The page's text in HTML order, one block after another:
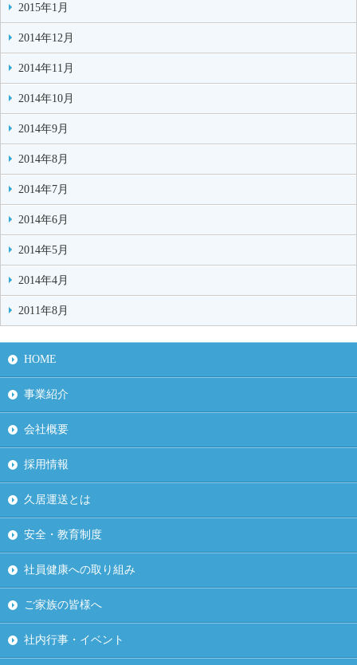
2015年1月
2014年12月
2014年11月
2014年10月
2014年9月
2014年8月
2014年7月
2014年6月
2014年5月
2014年4月
2011年8月
HOME
事業紹介
会社概要
採用情報
久居運送とは
安全・教育制度
社員健康への取り組み
ご家族の皆様へ
社内行事・イベント